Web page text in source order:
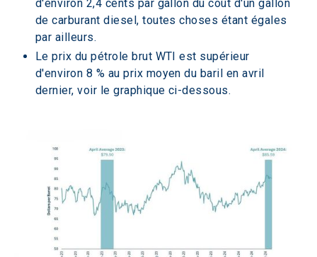
d'environ 2,4 cents par gallon du coût d'un gallon
de carburant diesel, toutes choses étant égales
par ailleurs.
Le prix du pétrole brut WTI est supérieur
d'environ 8 % au prix moyen du baril en avril
dernier, voir le graphique ci-dessous.